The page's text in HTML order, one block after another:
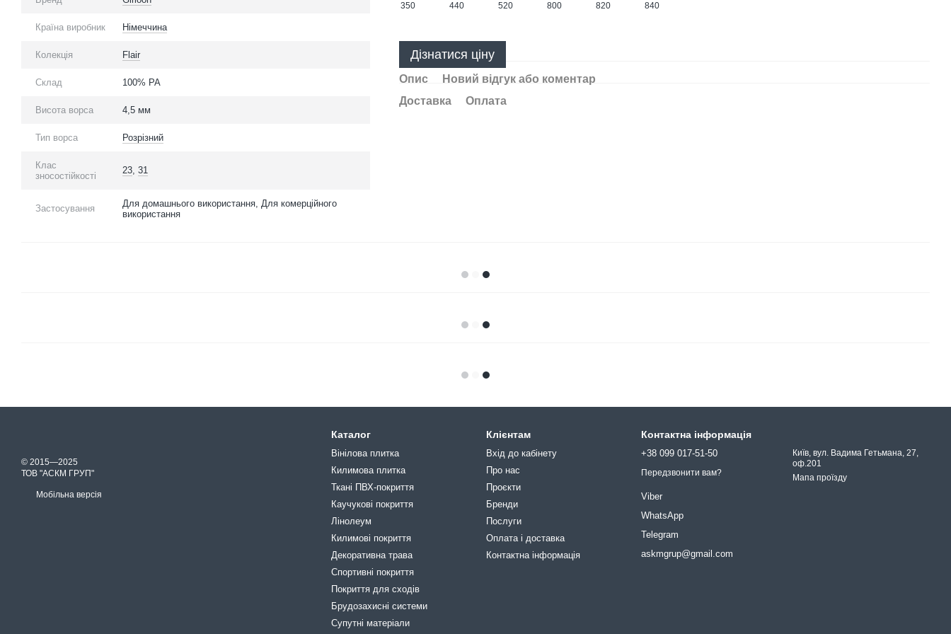
Країна виробник Німеччина
Колекція Flair
Склад 100% PA
Висота ворса 4,5 мм
Тип ворса Розрізний
Клас
зносостійкості
23, 31
Застосування
Для домашнього використання, Для комерційного
використання
Дізнатися ціну
Опис
Новий відгук або коментар
Доставка
Оплата
© 2015—2025
ТОВ "АСКМ ГРУП"
Мобільна версія
Каталог
Вінілова плитка
Килимова плитка
Ткані ПВХ-покриття
Каучукові покриття
Лінолеум
Килимові покриття
Декоративна трава
Спортивні покриття
Покриття для сходів
Брудозахисні системи
Супутні матеріали
Клієнтам
Вхід до кабінету
Про нас
Проєкти
Бренди
Послуги
Оплата і доставка
Контактна інформація
Контактна інформація
+38 099 017-51-50
Передзвонити вам?
Viber
WhatsApp
Telegram
askmgrup@gmail.com
Київ, вул. Вадима Гетьмана, 27,
оф.201
Мапа проїзду